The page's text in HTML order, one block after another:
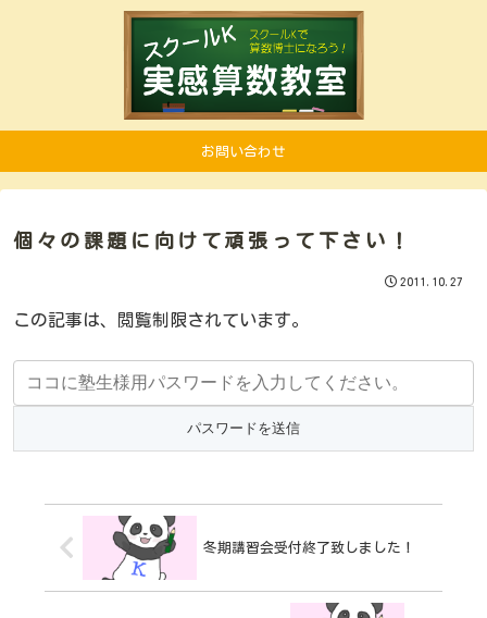
お問い合わせ
個々の課題に向けて頑張って下さい！
2011.10.27
この記事は、閲覧制限されています。
冬期講習会受付終了致しました！